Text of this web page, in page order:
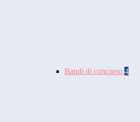
Bandi di concorso 4